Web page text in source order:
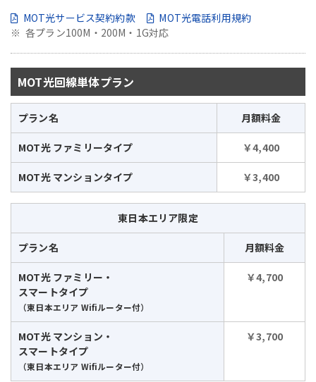
MOT光サービス契約約款
MOT光電話利用規約
各プラン100M・200M・1G対応
MOT光回線単体プラン
プラン名 月額料金
MOT光 ファミリータイプ ￥4,400
MOT光 マンションタイプ ￥3,400
東日本エリア限定
プラン名 月額料金
MOT光 ファミリー・
スマートタイプ
（東日本エリア Wifiルーター付）
￥4,700
MOT光 マンション・
スマートタイプ
（東日本エリア Wifiルーター付）
￥3,700